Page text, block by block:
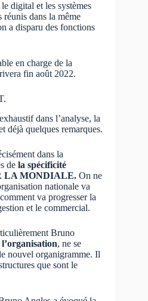
digital et les systèmes
réunis dans la même
a disparu des fonctions
en charge de la
fin août 2022.
dans l’analyse, la
déjà quelques remarques.
dans la
de la spécificité
LA MONDIALE. On ne
nationale va
va progresser la
et le commercial.
Bruno
, ne se
nouvel organigramme. Il
que sont le